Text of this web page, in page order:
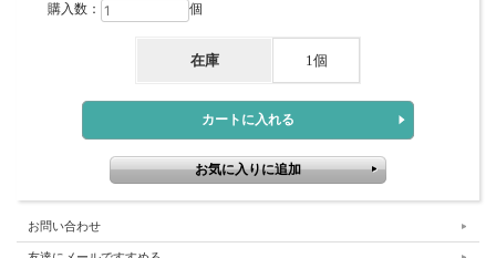
購入数： 個
在庫 1個
お問い合わせ